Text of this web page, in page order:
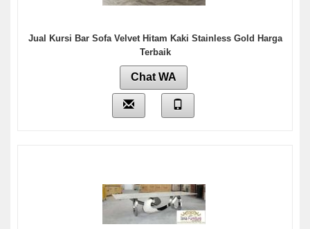
Jual Kursi Bar Sofa Velvet Hitam Kaki Stainless Gold Harga
Terbaik
Chat WA